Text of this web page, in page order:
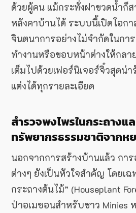
ด้วยผู้คน แม้กระทั่งฝาขวดน้ำก็
หลังคาบ้านได้ ระบบนี้เปิดโอกา
จินตนาการอย่างไม่จำกัดในกา
ทำงานหรือขอบหน้าต่างให้กลา
เต็มไปด้วยเฟอร์นิเจอร์จิ๋วสุดน่
แต่งได้ทุกรายละเอียด
สำรวจพงไพรในกระถางแ
ทรัพยากรธรรมชาติจากห
นอกจากการสร้างบ้านแล้ว กา
ต่างๆ ยังเป็นหัวใจสำคัญ โดยเ
กระถางต้นไม้” (Houseplant
ป่าอเมซอนสำหรับชาว Minies